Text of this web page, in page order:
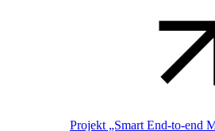
Projekt „Smart End-to-end